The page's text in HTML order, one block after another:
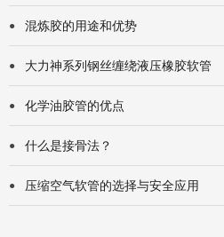
● 混炼胶的用途和优势
● 大力神系列钢丝缠绕液压橡胶软管
● 化学油胶管的优点
● 什么是接骨法？
● 压缩空气软管的选择与安全应用